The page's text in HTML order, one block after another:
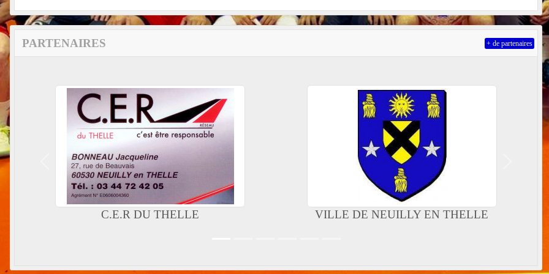
PARTENAIRES
C.E.R DU THELLE VILLE DE NEUILLY EN THELLE
Précedent
+ de partenaires